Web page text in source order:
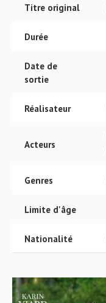
Titre original
Durée
Date de
sortie
Réalisateur
Acteurs
Genres
Limite d'âge
Nationalité